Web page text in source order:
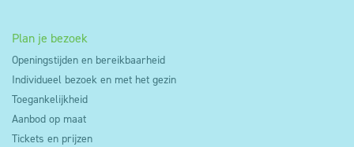
Plan je bezoek
Openingstijden en bereikbaarheid
Individueel bezoek en met het gezin
Toegankelijkheid
Aanbod op maat
Tickets en prijzen